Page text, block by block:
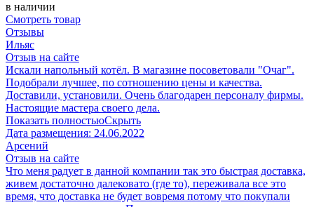
в наличии
Смотреть товар
Отзывы
Ильяс
Отзыв на сайте
Искали напольный котёл. В магазине посоветовали "Очаг".
Подобрали лучшее, по сотношению цены и качества.
Доставили, установили. Очень благодарен персоналу фирмы.
Настоящие мастера своего дела.
Показать полностьюСкрыть
Дата размещения: 24.06.2022
Арсений
Отзыв на сайте
Что меня радует в данной компании так это быстрая доставка,
живем достаточно далековато (где то), переживала все это
время, что доставка не будет вовремя потому что покупали